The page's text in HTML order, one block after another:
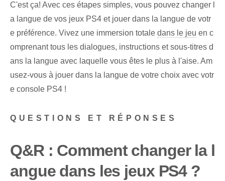
C'est ça! Avec ces étapes simples, vous pouvez changer l
a langue de vos jeux PS4 et jouer dans la langue de votr
e préférence. Vivez une immersion totale dans le jeu en c
omprenant tous les dialogues, instructions et sous-titres d
ans la langue avec laquelle vous êtes le plus à l'aise. Am
usez-vous à jouer dans la langue de votre choix avec votr
e console PS4 !
QUESTIONS ET RÉPONSES
Q&R : Comment changer la l
angue dans les jeux PS4 ?